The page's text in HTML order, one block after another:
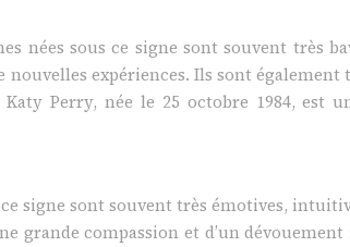
nées sous ce signe sont souvent très
expériences. Ils sont
Perry, née le 25 octobre 1984, est
signe sont souvent très émotives,
grande compassion et d’un